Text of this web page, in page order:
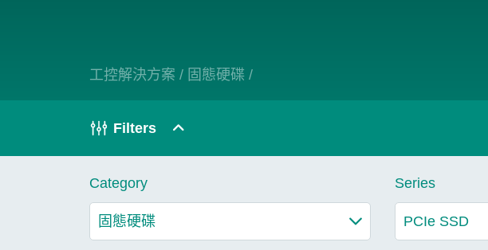
產業應用
技術
部落格
部落格
工控解決方案 / 固態硬碟 /
Filters
Category Series